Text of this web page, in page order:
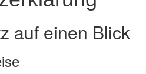
auf einen Blick